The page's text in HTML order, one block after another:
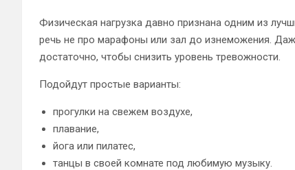
Физическая нагрузка давно признана одним из
речь не про марафоны или зал до изнеможения.
достаточно, чтобы снизить уровень тревожности.
Подойдут простые варианты:
прогулки на свежем воздухе,
плавание,
йога или пилатес,
танцы в своей комнате под любимую музыку.